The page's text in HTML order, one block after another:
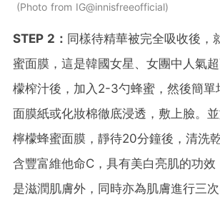
Photo from IG@innisfreeofficial
STEP 2： 同樣待精華被完全吸收後，
蜜面膜，這是韓國女星、女團中人氣
檬榨汁後，加入2-3勺蜂蜜，然後簡單
面膜紙或化妝棉徹底浸透，敷上臉。
檸檬蜂蜜面膜，靜待20分鐘後，清洗
含豐富維他命C，具有美白亮肌的功效
是滋潤肌膚外，同時亦為肌膚進行三次